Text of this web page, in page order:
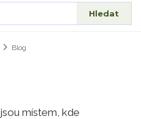
Hledat
Blog
jsou místem, kde